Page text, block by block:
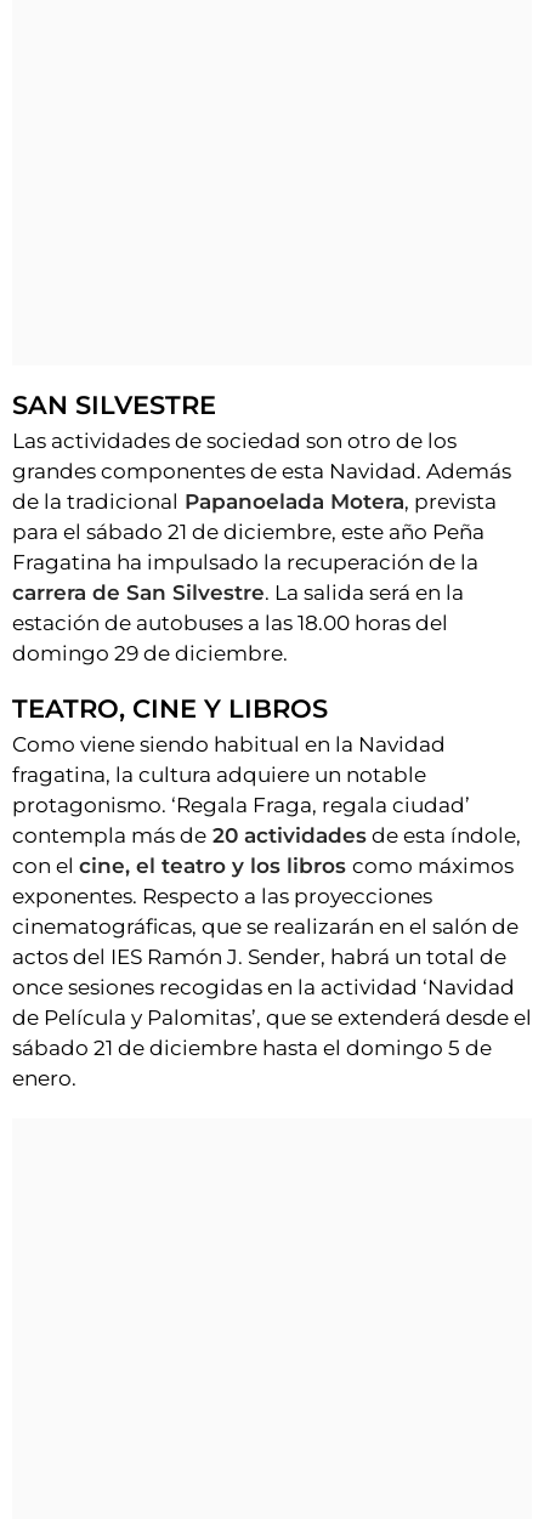
SAN SILVESTRE
Las actividades de sociedad son otro de los
grandes componentes de esta Navidad. Además
de la tradicional Papanoelada Motera, prevista
para el sábado 21 de diciembre, este año Peña
Fragatina ha impulsado la recuperación de la
carrera de San Silvestre. La salida será en la
estación de autobuses a las 18.00 horas del
domingo 29 de diciembre.
TEATRO, CINE Y LIBROS
Como viene siendo habitual en la Navidad
fragatina, la cultura adquiere un notable
protagonismo. ‘Regala Fraga, regala ciudad’
contempla más de 20 actividades de esta índole,
con el cine, el teatro y los libros como máximos
exponentes. Respecto a las proyecciones
cinematográficas, que se realizarán en el salón de
actos del IES Ramón J. Sender, habrá un total de
once sesiones recogidas en la actividad ‘Navidad
de Película y Palomitas’, que se extenderá desde el
sábado 21 de diciembre hasta el domingo 5 de
enero.